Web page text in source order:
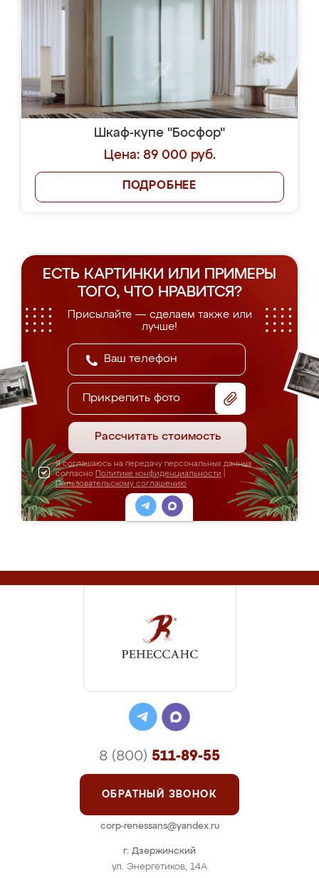
Шкаф-купе "Босфор"
Цена: 89 000 руб.
ПОДРОБНЕЕ
ЕСТЬ КАРТИНКИ ИЛИ ПРИМЕРЫ
ТОГО, ЧТО НРАВИТСЯ?
Присылайте — сделаем также или
лучше!
Прикрепить фото
Рассчитать стоимость
Я соглашаюсь на передачу персональных данных
согласно Политике конфиденциальности
Пользовательскому соглашению
г. Дзержинский
ул. Энергетиков, 14А
8 (800) 511-89-55
ОБРАТНЫЙ ЗВОНОК
corp-renessans@yandex.ru